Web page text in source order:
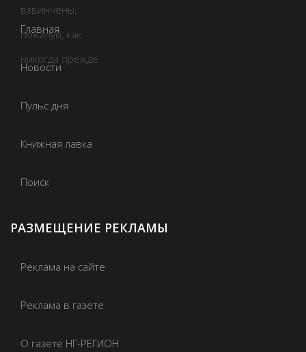
Главная
Новости
Пульс дня
Книжная лавка
Поиск
РАЗМЕЩЕНИЕ РЕКЛАМЫ
Реклама на сайте
Реклама в газете
О газете НГ-РЕГИОН